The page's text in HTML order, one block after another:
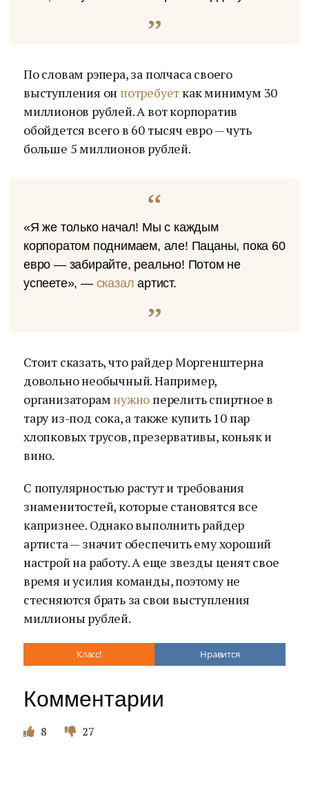
По словам рэпера, за полчаса своего
выступления он потребует как минимум 30
миллионов рублей. А вот корпоратив
обойдется всего в 60 тысяч евро — чуть
больше 5 миллионов рублей.
«Я же только начал! Мы с каждым
корпоратом поднимаем, але! Пацаны, пока 60
евро — забирайте, реально! Потом не
успеете», — сказал артист.
Стоит сказать, что райдер Моргенштерна
довольно необычный. Например,
организаторам нужно перелить спиртное в
тару из-под сока, а также купить 10 пар
хлопковых трусов, презервативы, коньяк и
вино.
С популярностью растут и требования
знаменитостей, которые становятся все
капризнее. Однако выполнить райдер
артиста — значит обеспечить ему хороший
настрой на работу. А еще звезды ценят свое
время и усилия команды, поэтому не
стесняются брать за свои выступления
миллионы рублей.
Класс! Нравится
Комментарии
8 27